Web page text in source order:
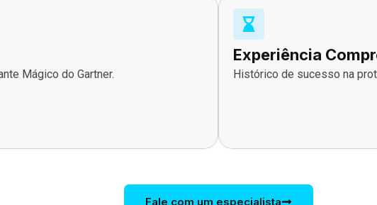
Mágico do Gartner.
Experiência
Histórico de sucesso na
Fale com um especialista